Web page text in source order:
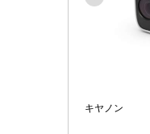
キヤノン